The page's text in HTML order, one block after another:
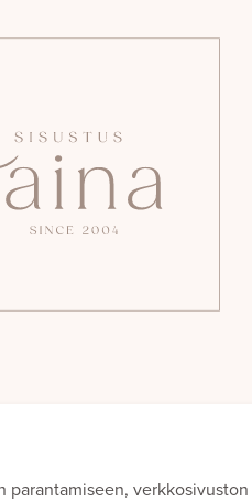
parantamiseen, verkkosivuston